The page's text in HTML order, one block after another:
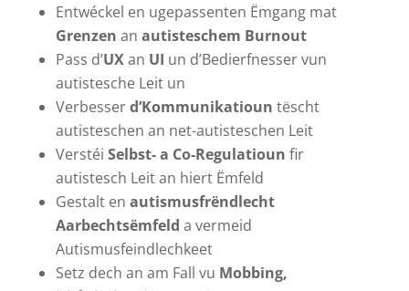
Entwéckel en ugepassenten Ëmgang mat
Grenzen an autisteschem Burnout
Pass d’UXan UI un d’Bedierfnesser vun
autistesche Leit un
Verbesserd’Kommunikatioun tëscht
autisteschen an net-autisteschen Leit
Verstéi Selbst- a Co-Regulatioun fir
autistesch Leit an hiert Ëmfeld
Gestalt en autismusfrëndlecht
Aarbechtsëmfeld a vermeid
Autismusfeindlechkeet
Setz dech an am Fall vu Mobbing,